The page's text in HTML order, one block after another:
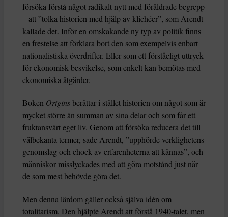
försöka förstå något radikalt nytt med föråldrade begrepp
– att ”tolka historien med hjälp av klichéer”, som Arendt
kallade det. Inför en omskakande ny typ av politik finns
en frestelse att förklara bort den som exempelvis enbart
nationalistiska överdrifter. Eller som ett förståeligt uttryck
för ekonomisk besvikelse, som enkelt kan bemötas med
ekonomiska åtgärder.
Boken Originsberättar i stället historien om något som är
mycket större än summan av sina delar och som får ett
fruktansvärt eget liv. Genom att försöka reducera det till
välbekanta termer, sade Arendt, ”upphörde verklighetens
genomslag och chock av erfarenheterna att kännas”, och
människor misslyckades med att göra motstånd just när
de som mest behövde göra det.
Men denna lärdom gäller också själva idén om
totalitarism. Den hjälpte Arendt att förstå 1940-talet, men